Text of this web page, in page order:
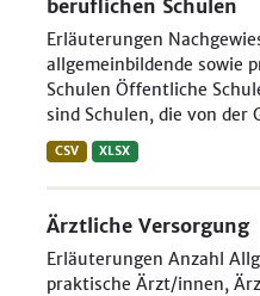
beruflichen Schulen
Erläuterungen
allgemeinbildende sowie
Schulen Öffentliche
sind Schulen, die von der
CSV XLSX
Ärztliche Versorgung
Erläuterungen Anzahl
praktische Ärzt/innen,